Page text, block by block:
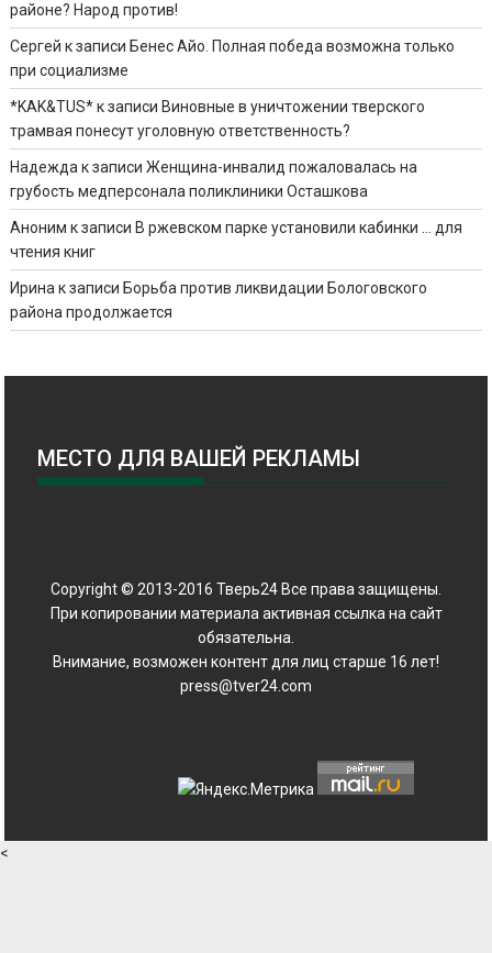
районе? Народ против!
Сергей к записи Бенес Айо. Полная победа возможна только
при социализме
*KAK&TUS*к записи Виновные в уничтожении тверского
трамвая понесут уголовную ответственность?
Надеждак записиЖенщина-инвалид пожаловалась на
грубость медперсонала поликлиники Осташкова
Аноним к записи В ржевском парке установили кабинки … для
чтения книг
Иринак записи Борьба против ликвидации Бологовского
района продолжается
МЕСТО ДЛЯ ВАШЕЙ РЕКЛАМЫ
Copyright © 2013-2016 Тверь24 Все права защищены.
При копировании материала активная ссылка на сайт
обязательна.
Внимание, возможен контент для лиц старше 16 лет!
press@tver24.com
<